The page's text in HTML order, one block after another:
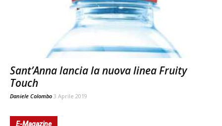
Sant’Anna lancia la nuova linea Fruity
Touch
Daniele Colombo 3 Aprile 2019
E-Magazine